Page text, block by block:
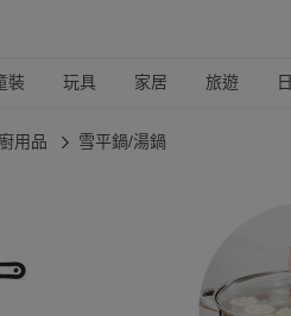
裝 玩具 家居 旅遊
用品 雪平鍋/湯鍋